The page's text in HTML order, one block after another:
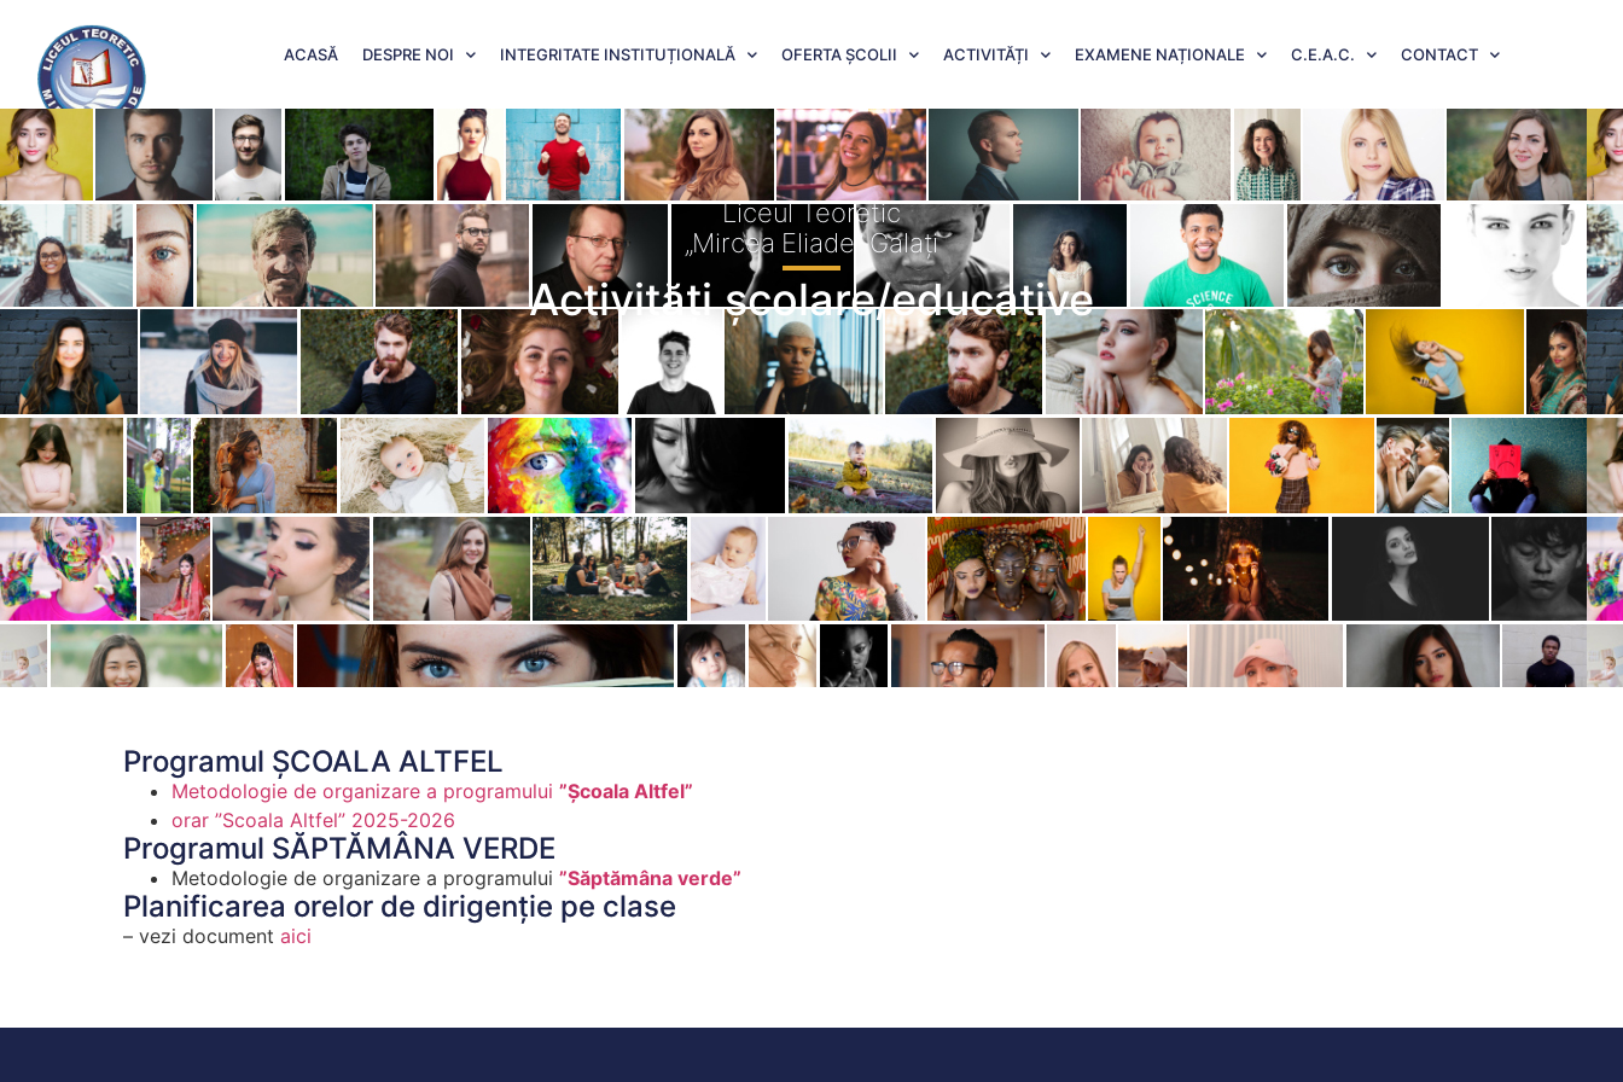
ACASĂ DESPRE NOI INTEGRITATE INSTITUȚIONALĂ OFERTA ȘCOLII ACTIVITĂȚI EXAMENE NAȚIONALE C.E.A.C. CONTACT
Liceul Teoretic
„Mircea Eliade” Galați
Activități școlare/educative
Programul ȘCOALA ALTFEL
Metodologie de organizare a programului ”Școala Altfel”
orar ”Scoala Altfel” 2025-2026
Programul SĂPTĂMÂNA VERDE
Metodologie de organizare a programului ”Săptămâna verde”
Planificarea orelor de dirigenție pe clase
– vezi document aici